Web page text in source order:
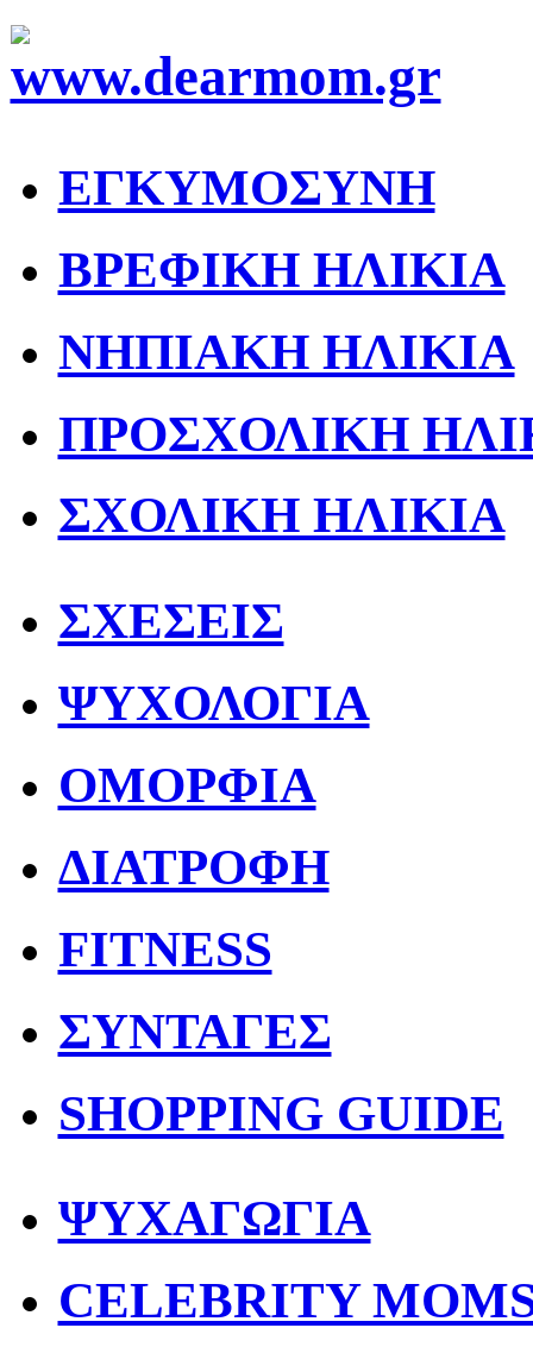
ΕΓΚΥΜΟΣΥΝΗ
ΒΡΕΦΙΚΗ ΗΛΙΚΙΑ
ΝΗΠΙΑΚΗ ΗΛΙΚΙΑ
ΠΡΟΣΧΟΛΙΚΗ
ΣΧΟΛΙΚΗ ΗΛΙΚΙΑ
ΣΧΕΣΕΙΣ
ΨΥΧΟΛΟΓΙΑ
ΟΜΟΡΦΙΑ
ΔΙΑΤΡΟΦΗ
FITNESS
ΣΥΝΤΑΓΕΣ
SHOPPING GUIDE
ΨΥΧΑΓΩΓΙΑ
CELEBRITY